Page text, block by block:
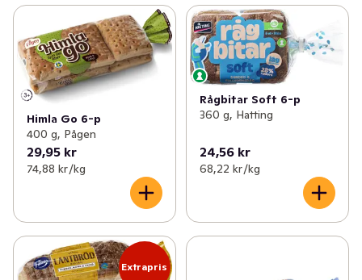
Himla Go 6-p
400 g, Pågen
29,95 kr
74,88 kr /kg
Rågbitar Soft 6-p
360 g, Hatting
24,56 kr
68,22 kr /kg
Extrapris